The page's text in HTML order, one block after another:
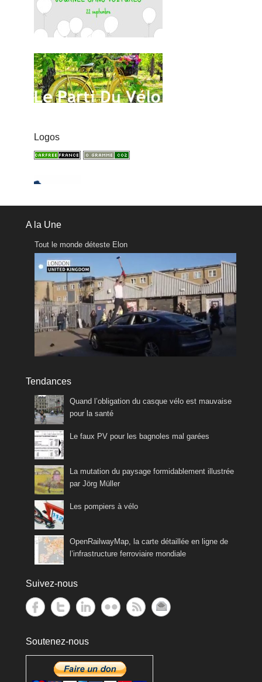
Logos
A la Une
Tout le monde déteste Elon
Tendances
Quand l’obligation du casque vélo est mauvaise
pour la santé
Le faux PV pour les bagnoles mal garées
La mutation du paysage formidablement illustrée
par Jörg Müller
Les pompiers à vélo
OpenRailwayMap, la carte détaillée en ligne de
l’infrastructure ferroviaire mondiale
Suivez-nous
Soutenez-nous